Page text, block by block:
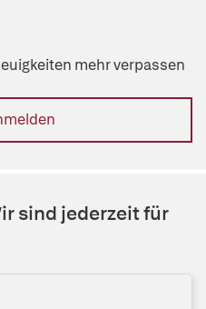
mehr verpassen
sind jederzeit für